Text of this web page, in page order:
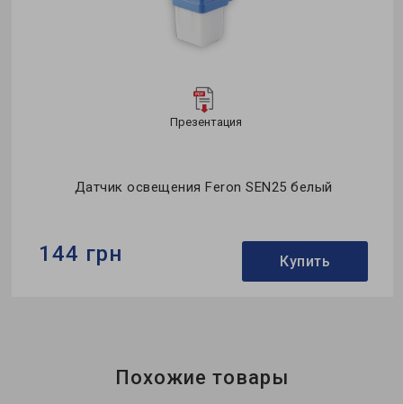
Презентация
Датчик освещения Feron SEN25 белый
144 грн Купить
Похожие товары